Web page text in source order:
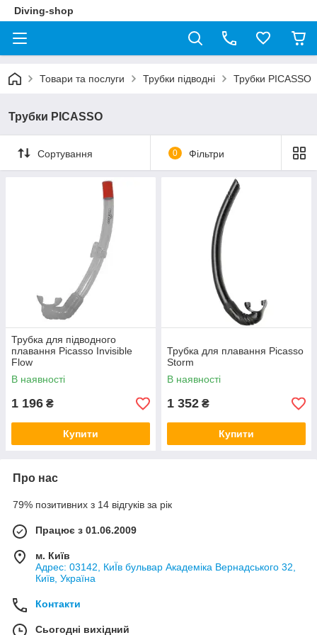
Diving-shop
Товари та послуги Трубки підводні Трубки PICASSO
Трубки PICASSO
Сортування 0 Фільтри
Трубка для підводного
плавання Picasso Invisible
Flow
В наявності
1 196 ₴
Купити
Трубка для плавання Picasso
Storm
В наявності
1 352 ₴
Купити
Про нас
79% позитивних з 14 відгуків за рік
Працює з 01.06.2009
м. Київ
Адрес: 03142, КиЇв бульвар Академіка Вернадського 32,
Київ, Україна
Контакти
Сьогодні вихідний